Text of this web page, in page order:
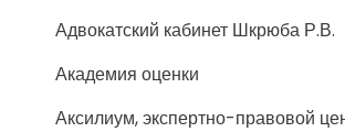
Адвокатский кабинет Шкрюба Р.В.
Академия оценки
Аксилиум, экспертно-правовой